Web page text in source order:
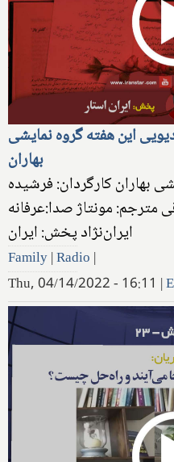
این هفته گروه نمایشی
بهاران
بهاران کارگردان: فرشیده
مونتاژ صدا:عرفانه
ایران‌نژاد پخش: ایران
Family|Radio |
Thu, 04/14/2022 - 16:11 |